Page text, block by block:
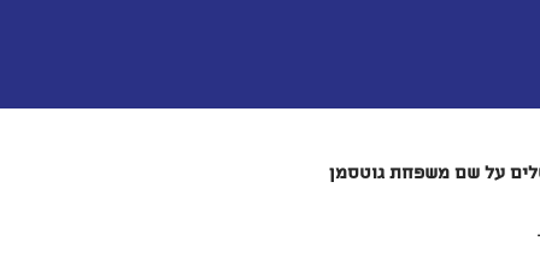
על שם משפחת גוטסמן